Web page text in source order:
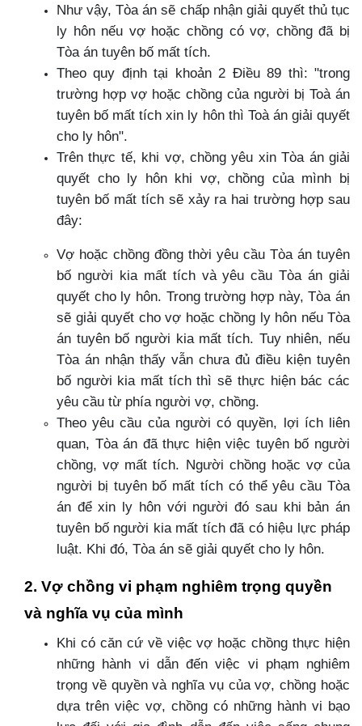
Như vậy, Tòa án sẽ chấp nhận giải quyết thủ tục
ly hôn nếu vợ hoặc chồng có vợ, chồng đã bị
Tòa án tuyên bố mất tích.
Theo quy định tại khoản 2 Điều 89 thì: "trong
trường hợp vợ hoặc chồng của người bị Toà án
tuyên bố mất tích xin ly hôn thì Toà án giải quyết
cho ly hôn".
Trên thực tế, khi vợ, chồng yêu xin Tòa án giải
quyết cho ly hôn khi vợ, chồng của mình bị
tuyên bố mất tích sẽ xảy ra hai trường hợp sau
đây:
Vợ hoặc chồng đồng thời yêu cầu Tòa án tuyên
bố người kia mất tích và yêu cầu Tòa án giải
quyết cho ly hôn. Trong trường hợp này, Tòa án
sẽ giải quyết cho vợ hoặc chồng ly hôn nếu Tòa
án tuyên bố người kia mất tích. Tuy nhiên, nếu
Tòa án nhận thấy vẫn chưa đủ điều kiện tuyên
bố người kia mất tích thì sẽ thực hiện bác các
yêu cầu từ phía người vợ, chồng.
Theo yêu cầu của người có quyền, lợi ích liên
quan, Tòa án đã thực hiện việc tuyên bố người
chồng, vợ mất tích. Người chồng hoặc vợ của
người bị tuyên bố mất tích có thể yêu cầu Tòa
án để xin ly hôn với người đó sau khi bản án
tuyên bố người kia mất tích đã có hiệu lực pháp
luật. Khi đó, Tòa án sẽ giải quyết cho ly hôn.
2. Vợ chồng vi phạm nghiêm trọng quyền
và nghĩa vụ của mình
Khi có căn cứ về việc vợ hoặc chồng thực hiện
những hành vi dẫn đến việc vi phạm nghiêm
trọng về quyền và nghĩa vụ của vợ, chồng hoặc
dựa trên việc vợ, chồng có những hành vi bạo